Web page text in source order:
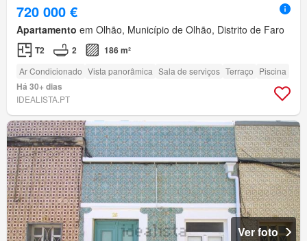
720 000 €
Apartamento em Olhão, Município de Olhão, Distrito de Faro
T2 2 186 m²
Ar Condicionado Vista panorâmica Sala de serviços Terraço Piscina
Há 30+ dias
IDEALISTA.PT
Ver foto